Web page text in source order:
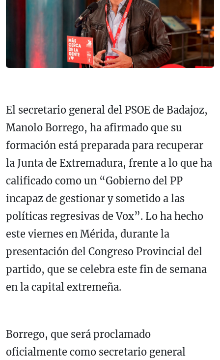
El secretario general del PSOE de Badajoz,
Manolo Borrego, ha afirmado que su
formación está preparada para recuperar
la Junta de Extremadura, frente a lo que ha
calificado como un “Gobierno del PP
incapaz de gestionar y sometido a las
políticas regresivas de Vox”. Lo ha hecho
este viernes en Mérida, durante la
presentación del Congreso Provincial del
partido, que se celebra este fin de semana
en la capital extremeña.
Borrego, que será proclamado
oficialmente como secretario general